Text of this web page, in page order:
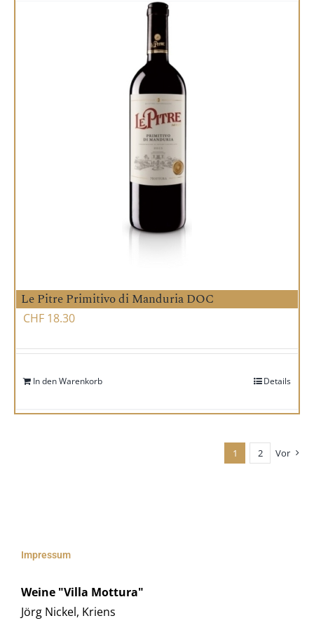
Le Pitre Primitivo di Manduria DOC
CHF 18.30
In den Warenkorb Details
1 2 Vor
Impressum
Weine "Villa Mottura"
Jörg Nickel, Kriens